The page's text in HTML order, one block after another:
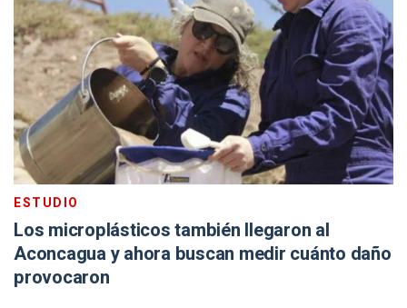
ESTUDIO
Los microplásticos también llegaron al
Aconcagua y ahora buscan medir cuánto daño
provocaron